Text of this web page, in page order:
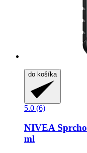
do košíka
5.0 (6)
NIVEA
ml